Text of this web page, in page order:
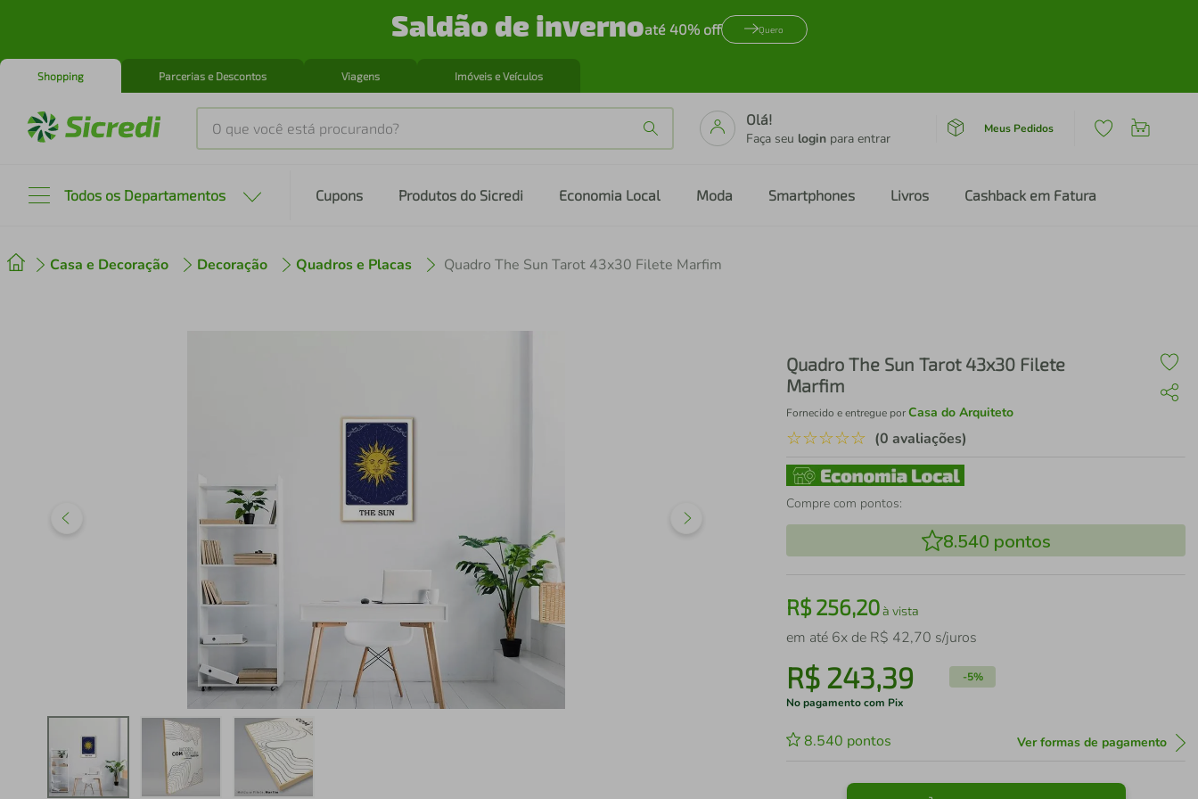
Saldão de invernoaté 40% off Quero
Shopping Parcerias e Descontos Viagens Imóveis e Veículos
O que você está procurando?
Olá!
Faça seu login para entrar
Meus Pedidos
Todos os Departamentos Cupons Produtos do Sicredi Economia Local Moda Smartphones Livros Cashback em Fatura
Casa e Decoração Decoração Quadros e Placas Quadro The Sun Tarot 43x30 Filete Marfim
Quadro The Sun Tarot 43x30 Filete
Marfim
Fornecido e entregue porCasa do Arquiteto
☆☆☆☆☆ (0 avaliações)
Compre com pontos:
8.540 pontos
R$256,20à vista
em até 6x de R$ 42,70 s/juros
R$ 243,39 -5%
No pagamento com Pix
8.540 pontos Ver formas de pagamento
º cafeteira